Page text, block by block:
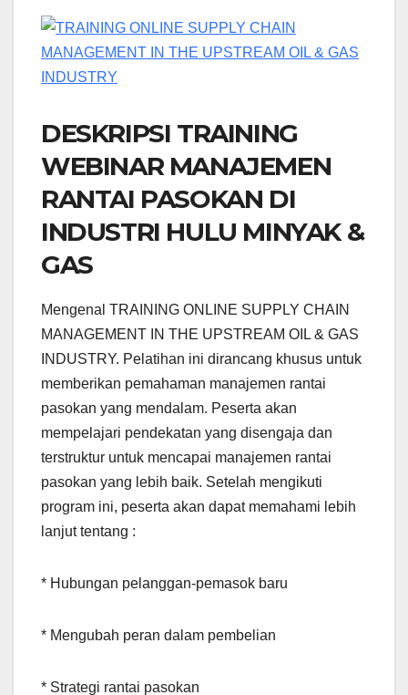
DESKRIPSI TRAINING
WEBINAR MANAJEMEN
RANTAI PASOKAN DI
INDUSTRI HULU MINYAK &
GAS
Mengenal TRAINING ONLINE SUPPLY CHAIN
MANAGEMENT IN THE UPSTREAM OIL & GAS
INDUSTRY. Pelatihan ini dirancang khusus untuk
memberikan pemahaman manajemen rantai
pasokan yang mendalam. Peserta akan
mempelajari pendekatan yang disengaja dan
terstruktur untuk mencapai manajemen rantai
pasokan yang lebih baik. Setelah mengikuti
program ini, peserta akan dapat memahami lebih
lanjut tentang :
* Hubungan pelanggan-pemasok baru
* Mengubah peran dalam pembelian
* Strategi rantai pasokan